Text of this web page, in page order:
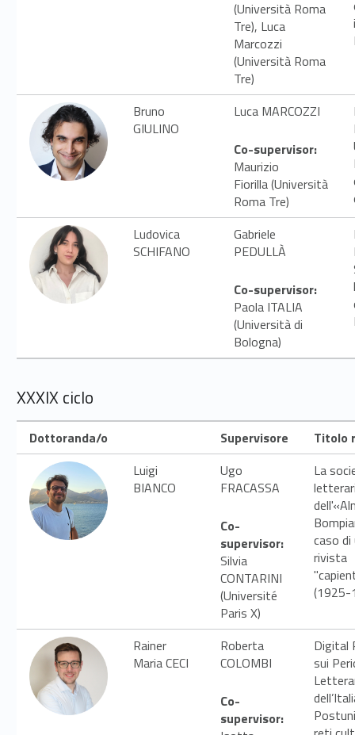
(Università Roma
Tre), Luca
Marcozzi
(Università Roma
Tre)
Bruno
GIULINO
Luca MARCOZZI
Co-supervisor:
Maurizio
Fiorilla (Università
Roma Tre)
Ludovica
SCHIFANO
Gabriele
PEDULLÀ
Co-supervisor:
Paola ITALIA
(Università di
Bologna)
XXXIX ciclo
Dottoranda/o Supervisore
Titolo
Luigi
BIANCO
Ugo
FRACASSA
Co-
supervisor:
Silvia
CONTARINI
(Université
Paris X)
La
caso di
rivista
(1925-
Rainer
Maria CECI
Roberta
COLOMBI
Co-
supervisor:
Digital
sui